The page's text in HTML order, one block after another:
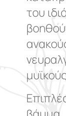
του